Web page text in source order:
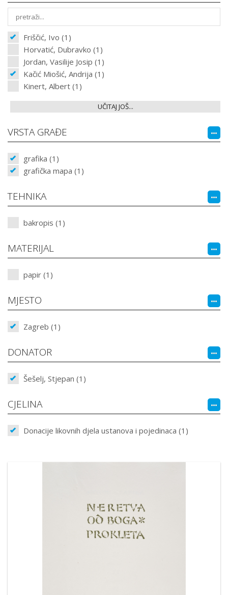
Friščić, Ivo (1)
Horvatić, Dubravko (1)
Jordan, Vasilije Josip (1)
Kačić Miošić, Andrija (1)
Kinert, Albert (1)
UČITAJ JOŠ...
VRSTA GRAĐE
grafika (1)
grafička mapa (1)
TEHNIKA
bakropis (1)
MATERIJAL
papir (1)
MJESTO
Zagreb (1)
DONATOR
Šešelj, Stjepan (1)
CJELINA
Donacije likovnih djela ustanova i pojedinaca (1)